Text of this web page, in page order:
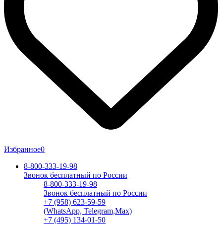
Избранное0
8-800-333-19-98
Звонок бесплатный по России
8-800-333-19-98
Звонок бесплатный по России
+7 (958) 623-59-59
(WhatsApp, Telegram,Max)
+7 (495) 134-01-50